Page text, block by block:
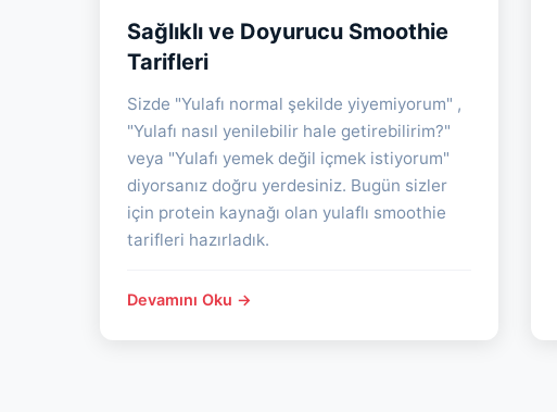
Sağlıklı ve Doyurucu Smoothie
Tarifleri
Sizde "Yulafı normal şekilde yiyemiyorum" ,
"Yulafı nasıl yenilebilir hale getirebilirim?"
veya "Yulafı yemek değil içmek istiyorum"
diyorsanız doğru yerdesiniz. Bugün sizler
için protein kaynağı olan yulaflı smoothie
tarifleri hazırladık.
Devamını Oku →